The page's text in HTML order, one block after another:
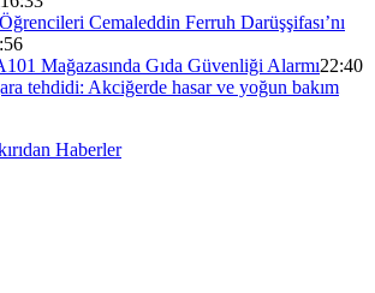
Cemaleddin Ferruh Darüşşifası’nı
Mağazasında Gıda Güvenliği Alarmı22:40
tehdidi: Akciğerde hasar ve yoğun bakım